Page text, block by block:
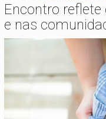
Encontro
e nas